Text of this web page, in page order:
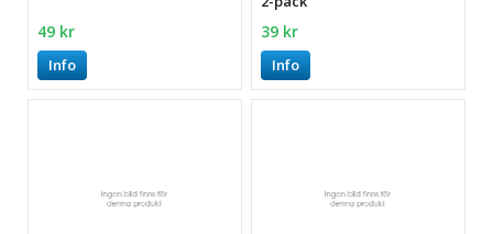
49 kr
Info
39 kr
Info